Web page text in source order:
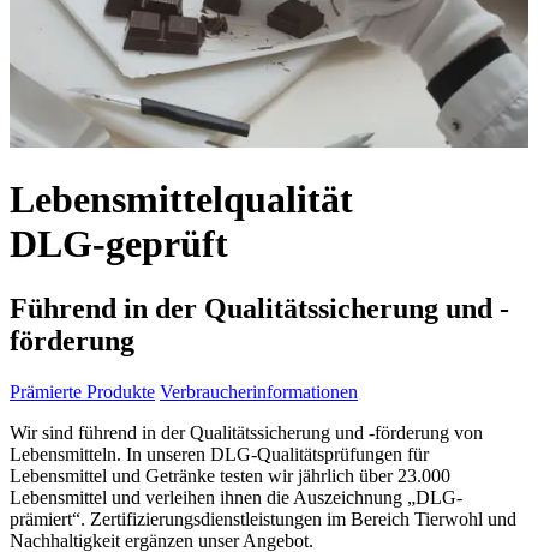
Lebensmittelqualität
DLG-geprüft
Führend in der Qualitätssicherung und -
förderung
Prämierte Produkte Verbraucherinformationen
Wir sind führend in der Qualitätssicherung und -förderung von
Lebensmitteln. In unseren DLG-Qualitätsprüfungen für
Lebensmittel und Getränke testen wir jährlich über 23.000
Lebensmittel und verleihen ihnen die Auszeichnung „DLG-
prämiert“. Zertifizierungsdienstleistungen im Bereich Tierwohl und
Nachhaltigkeit ergänzen unser Angebot.